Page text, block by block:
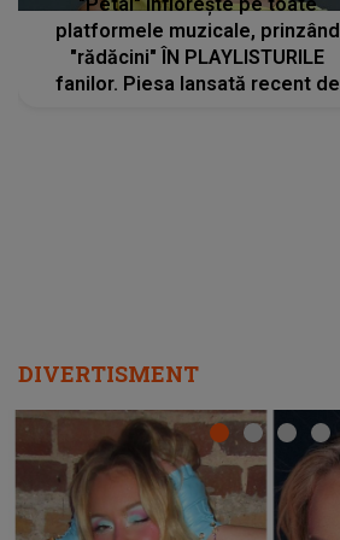
platformele muzicale, prinzând
"rădăcini" ÎN PLAYLISTURILE
fanilor. Piesa lansată recent de
DIVERTISMENT